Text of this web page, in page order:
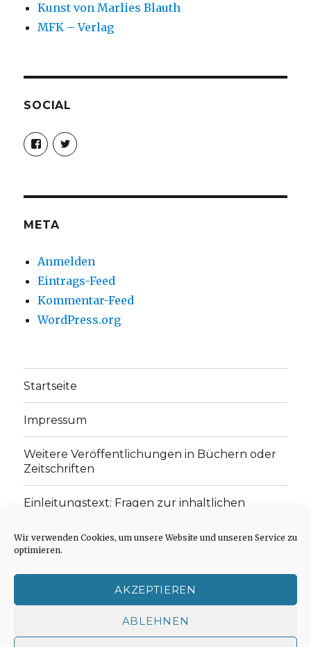
Wir verwenden Cookies, um unsere Website und unseren Service zu
optimieren.
AKZEPTIEREN
ABLEHNEN
Kunst von Marlies Blauth
MFK – Verlag
SOCIAL
Profil
von
christoph.fleischer1
anzeigen
Profil
von
anzeigen
META
Anmelden
Eintrags-Feed
Kommentar-Feed
WordPress.org
Startseite
Impressum
Weitere Veröffentlichungen in Büchern oder
Zeitschriften
Einleitungstext: Fragen zur inhaltlichen
„schwachen Glaubens“
Cookie-Richtlinie (EU)